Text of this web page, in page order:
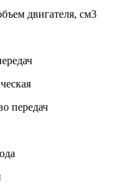
двигателя, см3
передач